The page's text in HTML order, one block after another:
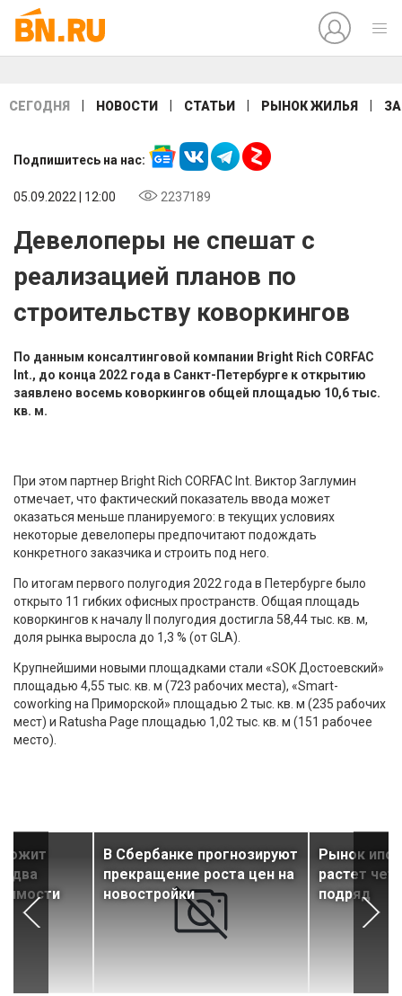
СЕГОДНЯ НОВОСТИ СТАТЬИ РЫНОК ЖИЛЬЯ
Подпишитесь на нас:
05.09.2022 | 12:00 2237189
Девелоперы не спешат с
реализацией планов по
строительству коворкингов
По данным консалтинговой компании Bright Rich CORFAC
Int., до конца 2022 года в Санкт-Петербурге к открытию
заявлено восемь коворкингов общей площадью 10,6 тыс.
кв. м.
При этом партнер Bright Rich CORFAC Int. Виктор Заглумин
отмечает, что фактический показатель ввода может
оказаться меньше планируемого: в текущих условиях
некоторые девелоперы предпочитают подождать
конкретного заказчика и строить под него.
По итогам первого полугодия 2022 года в Петербурге было
открыто 11 гибких офисных пространств. Общая площадь
коворкингов к началу II полугодия достигла 58,44 тыс. кв. м,
доля рынка выросла до 1,3 % (от GLA).
Крупнейшими новыми площадками стали «SOK Достоевский»
площадью 4,55 тыс. кв. м (723 рабочих места), «Smart-
coworking на Приморской» площадью 2 тыс. кв. м (235 рабочих
мест) и Ratusha Page площадью 1,02 тыс. кв. м (151 рабочее
место).
два
В Сбербанке прогнозируют
прекращение роста цен на
новостройки
Рынок
растет
подряд